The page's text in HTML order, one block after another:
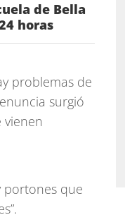
de Bella
horas
problemas de
surgió
portones que